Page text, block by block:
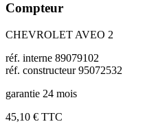
Compteur
CHEVROLET AVEO 2
réf. interne 89079102
réf. constructeur 95072532
garantie 24 mois
45,10 € TTC